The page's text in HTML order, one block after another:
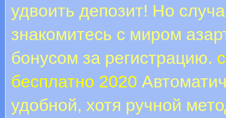
удвоить депозит! Но
знакомитесь с миром
бонусом за регистрацию.
бесплатно 2020
удобной, хотя ручной